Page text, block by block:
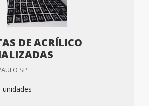
DE ACRÍLICO
SP